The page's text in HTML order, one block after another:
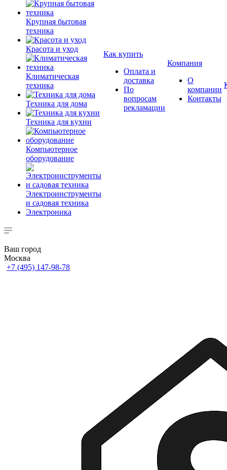
Крупная бытовая
техника
Красота и уход
Климатическая
техника
Техника для дома
Техника для кухни
Компьютерное
оборудование
Электроинструменты
и садовая техника
Электроника
Как купить
Оплата и
доставка
По
вопросам
рекламации
Компания
О
компании
Контакты
Ваш город
Москва
+7 (495) 147-98-78